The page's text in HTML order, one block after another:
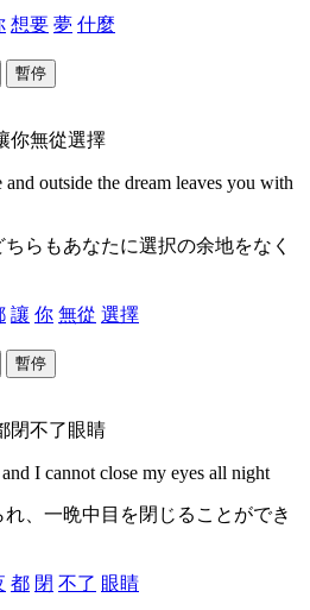
想要 夢 什麼
暫停
你無從選擇
outside the dream leaves you with
らもあなたに選択の余地をなく
讓 你 無從 選擇
暫停
閉不了眼睛
I cannot close my eyes all night
、一晩中目を閉じることができ
都 閉 不了 眼睛